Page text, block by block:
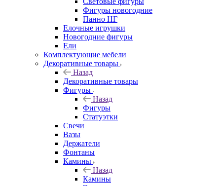
Фигуры новогодние
Панно НГ
Елочные игрушки
Новогодние фигуры
Ели
Комплектующие мебели
Декоративные товары
Назад
Декоративные товары
Фигуры
Назад
Фигуры
Статуэтки
Свечи
Вазы
Держатели
Фонтаны
Камины
Назад
Камины